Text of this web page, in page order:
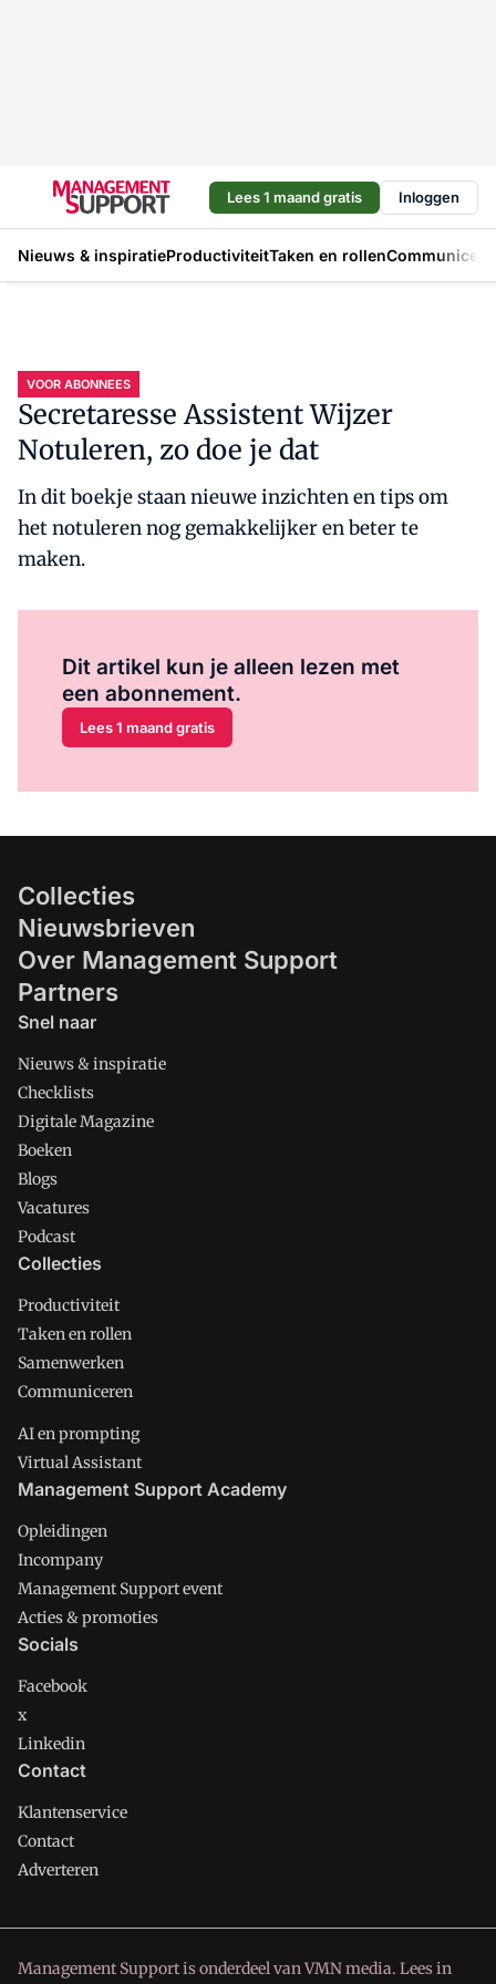
Lees 1 maand gratis Inloggen
Nieuws & inspiratieProductiviteitTaken en rollen
VOOR ABONNEES
Secretaresse Assistent Wijzer
Notuleren, zo doe je dat
In dit boekje staan nieuwe inzichten en tips om
het notuleren nog gemakkelijker en beter te
maken.
Dit artikel kun je alleen lezen met
een abonnement.
Lees 1 maand gratis
Collecties
Nieuwsbrieven
Over Management Support
Partners
Snel naar
Nieuws & inspiratie
Checklists
Digitale Magazine
Boeken
Blogs
Vacatures
Podcast
Collecties
Productiviteit
Taken en rollen
Samenwerken
Communiceren
AI en prompting
Virtual Assistant
Management Support Academy
Opleidingen
Incompany
Management Support event
Acties & promoties
Socials
Facebook
x
Linkedin
Contact
Klantenservice
Contact
Adverteren
Management Support is onderdeel van VMN media. Lees in